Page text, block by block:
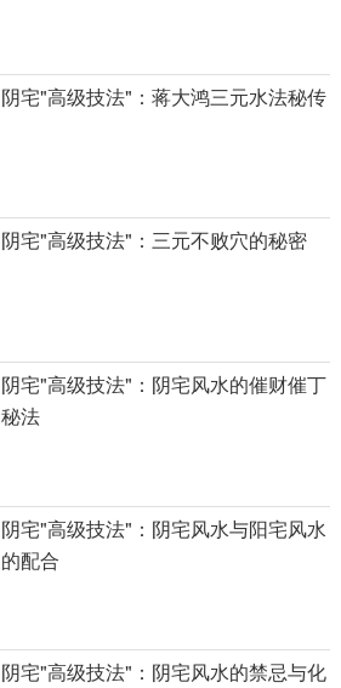
阴宅"高级技法"：蒋大鸿三元水法秘传
阴宅"高级技法"：三元不败穴的秘密
阴宅"高级技法"：阴宅风水的催财催丁
秘法
阴宅"高级技法"：阴宅风水与阳宅风水
的配合
阴宅"高级技法"：阴宅风水的禁忌与化